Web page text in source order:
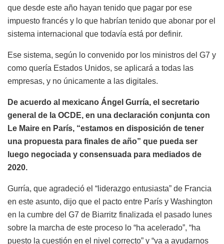
que desde este año hayan tenido que pagar por ese
impuesto francés y lo que habrían tenido que abonar por el
sistema internacional que todavía está por definir.
Ese sistema, según lo convenido por los ministros del G7 y
como quería Estados Unidos, se aplicará a todas las
empresas, y no únicamente a las digitales.
De acuerdo al mexicano Ángel Gurría, el secretario
general de la OCDE, en una declaración conjunta con
Le Maire en París, “estamos en disposición de tener
una propuesta para finales de año” que pueda ser
luego negociada y consensuada para mediados de
2020.
Gurría, que agradeció el “liderazgo entusiasta” de Francia
en este asunto, dijo que el pacto entre París y Washington
en la cumbre del G7 de Biarritz finalizada el pasado lunes
sobre la marcha de este proceso lo “ha acelerado”, “ha
puesto la cuestión en el nivel correcto” y “va a ayudarnos